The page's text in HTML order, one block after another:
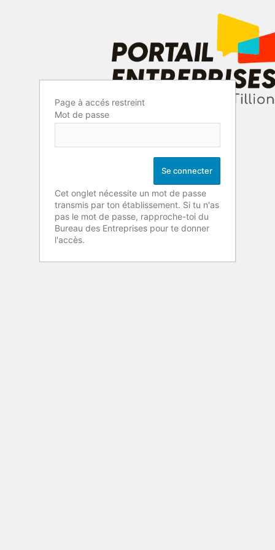
Page à accés restreint
Mot de passe
Cet onglet nécessite un mot de passe
transmis par ton établissement. Si tu n'as
pas le mot de passe, rapproche-toi du
Bureau des Entreprises pour te donner
l'accès.